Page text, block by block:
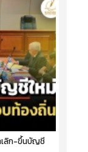
เลิก-ขึ้นบัญชี